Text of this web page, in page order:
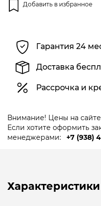
Добавить в избранное
Гарантия 24
Доставка
Рассрочка и
Внимание! Цены на
Если хотите оформить
менеджерами:
+7 (938)
Характеристики